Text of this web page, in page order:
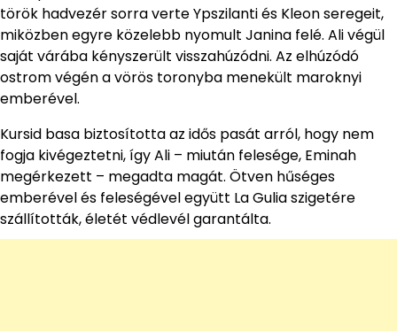
török hadvezér sorra verte Ypszilanti és Kleon seregeit,
miközben egyre közelebb nyomult Janina felé. Ali végül
saját várába kényszerült visszahúzódni. Az elhúzódó
ostrom végén a vörös toronyba menekült maroknyi
emberével.
Kursid basa biztosította az idős pasát arról, hogy nem
fogja kivégeztetni, így Ali – miután felesége, Eminah
megérkezett – megadta magát. Ötven hűséges
emberével és feleségével együtt La Gulia szigetére
szállították, életét védlevél garantálta.